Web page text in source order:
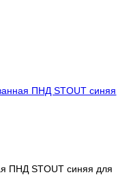
ПНД STOUT синяя для